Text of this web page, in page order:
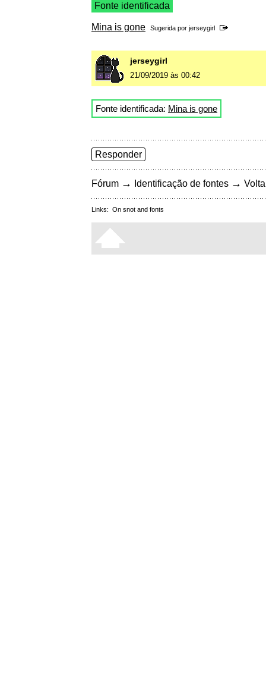
Fonte identificada
Mina is gone Sugerida por jerseygirl
jerseygirl
21/09/2019 às 00:42
Fonte identificada: Mina is gone
Responder
Fórum → Identificação de fontes →
Links: On snot and fonts